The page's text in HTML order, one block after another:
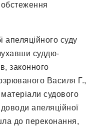
апеляційного суду
суддю-
законного
Василя Г.,
судового
апеляційної
до переконання,